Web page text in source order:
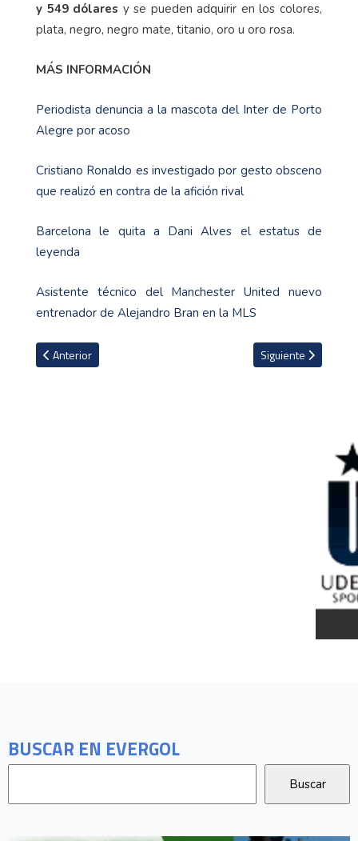
BUSCAR EN EVERGOL
y 549 dólares y se pueden adquirir en los colores,
plata, negro, negro mate, titanio, oro u oro rosa.
MÁS INFORMACIÓN
Periodista denuncia a la mascota del Inter de Porto
Alegre por acoso
Cristiano Ronaldo es investigado por gesto obsceno
que realizó en contra de la afición rival
Barcelona le quita a Dani Alves el estatus de
leyenda
Asistente técnico del Manchester United nuevo
entrenador de Alejandro Bran en la MLS
Artículo anterior: Nuevo director deportivo del Bayern Múnich
Anterior Artículo siguiente:
Siguiente